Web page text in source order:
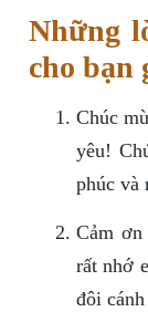
Những
cho bạn
Chúc
yêu!
phúc và
Cảm
rất nhớ
đôi